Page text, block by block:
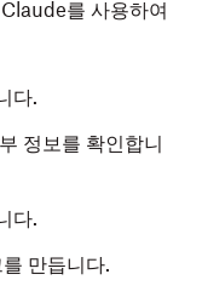
를 사용하여
다.
정보를 확인합니
다.
만듭니다.